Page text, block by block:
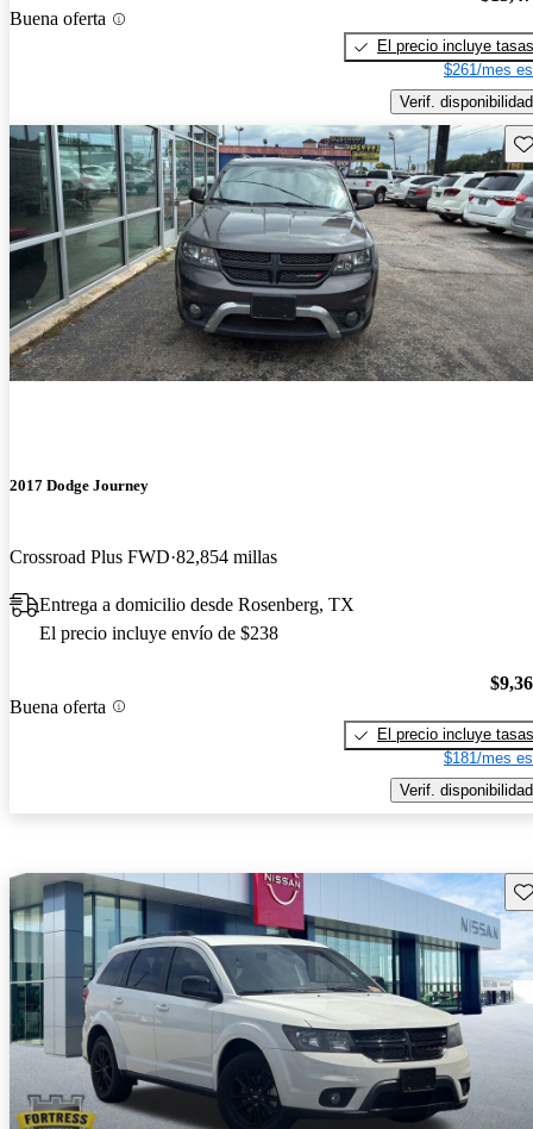
Buena oferta
El precio incluye tasas
$261/mes
Verif. disponibilidad
2017 Dodge Journey
Crossroad Plus FWD 82,854 millas
Entrega a domicilio desde Rosenberg, TX
El precio incluye envío de $238
Buena oferta
El precio incluye tasas
$181/mes
Verif. disponibilidad